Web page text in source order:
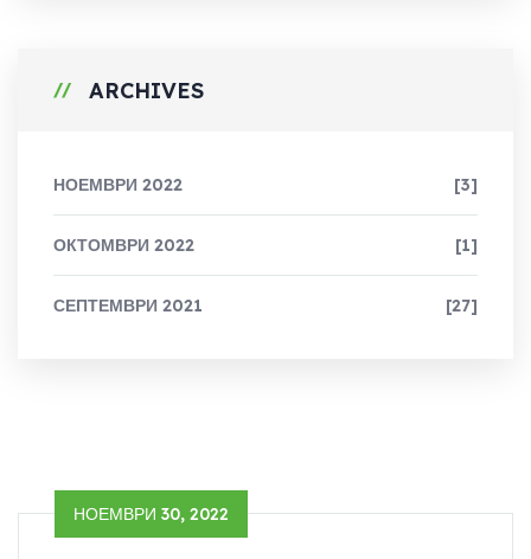
ARCHIVES
НОЕМВРИ 2022 [3]
ОКТОМВРИ 2022 [1]
СЕПТЕМВРИ 2021 [27]
НОЕМВРИ 30, 2022